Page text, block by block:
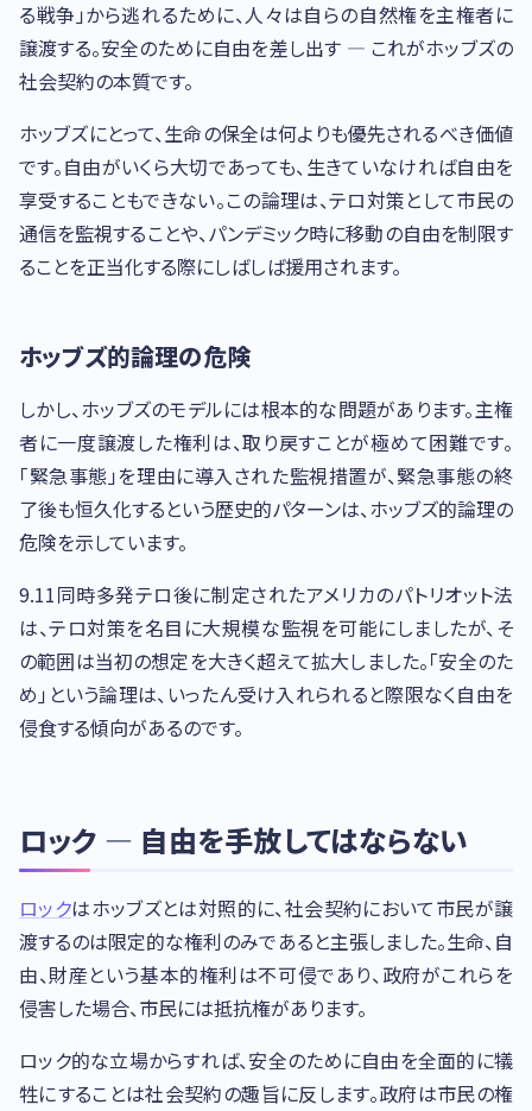
る戦争」から逃れるために、人々は自らの自然権を主権者に
譲渡する。安全のために自由を差し出す — これがホッブズの
社会契約の本質です。
ホッブズにとって、生命の保全は何よりも優先されるべき価値
です。自由がいくら大切であっても、生きていなければ自由を
享受することもできない。この論理は、テロ対策として市民の
通信を監視することや、パンデミック時に移動の自由を制限す
ることを正当化する際にしばしば援用されます。
ホッブズ的論理の危険
しかし、ホッブズのモデルには根本的な問題があります。主権
者に一度譲渡した権利は、取り戻すことが極めて困難です。
「緊急事態」を理由に導入された監視措置が、緊急事態の終
了後も恒久化するという歴史的パターンは、ホッブズ的論理の
危険を示しています。
9.11同時多発テロ後に制定されたアメリカのパトリオット法
は、テロ対策を名目に大規模な監視を可能にしましたが、そ
の範囲は当初の想定を大きく超えて拡大しました。「安全のた
め」という論理は、いったん受け入れられると際限なく自由を
侵食する傾向があるのです。
ロック — 自由を手放してはならない
ロックはホッブズとは対照的に、社会契約において市民が譲
渡するのは限定的な権利のみであると主張しました。生命、自
由、財産という基本的権利は不可侵であり、政府がこれらを
侵害した場合、市民には抵抗権があります。
ロック的な立場からすれば、安全のために自由を全面的に犠
牲にすることは社会契約の趣旨に反します。政府は市民の権